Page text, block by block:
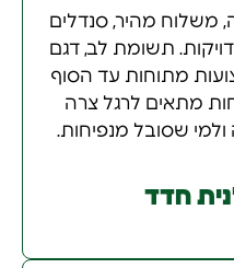
משלוח מהיר, סנדלים
תשומת לב, דגם
מתוחות עד הסוף
מתאים לרגל צרה
שסובל מנפיחות.
חדד